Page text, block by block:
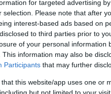
for targeted advertising
selection. Please note that after
interest-based ads based on
to third parties prior to
of your personal information
This information may also be
Participants that may further
that this website/app uses one or
száz találmányt
meg Jules Verne
1905. március 24-én
Verne, avagy
Verne Gyula francia író, a
fantasztikus irodalom